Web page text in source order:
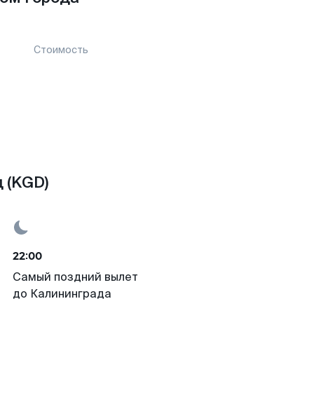
Стоимость
22:00
Самый поздний вылет
до Калининграда